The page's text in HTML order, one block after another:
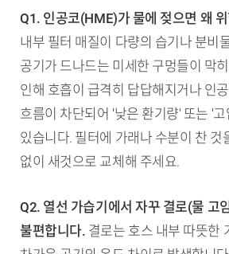
Q1. 인공코(HME)가 물에 젖으면 왜
내부 필터 매질이 다량의 습기나 분비
공기가 드나드는 미세한 구멍들이 막
인해 호흡이 급격히 답답해지거나 인
흐름이 차단되어 '낮은 환기량' 또는 '
있습니다. 필터에 가래나 수분이 찬 것
없이 새것으로 교체해 주세요.
Q2. 열선 가습기에서 자꾸 결로(물 고
불편합니다. 결로는 호스 내부 따뜻한